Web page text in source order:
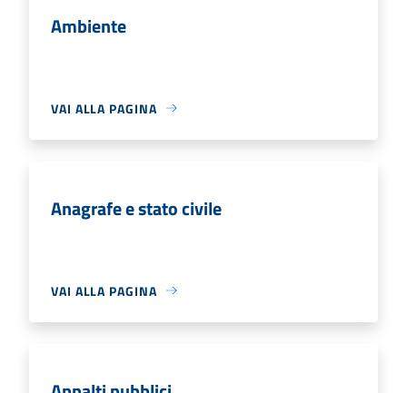
Ambiente
VAI ALLA PAGINA
Anagrafe e stato civile
VAI ALLA PAGINA